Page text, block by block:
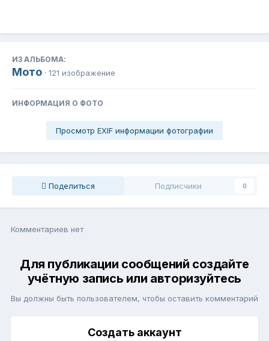
ИЗ АЛЬБОМА:
Мото · 121 изображение
ИНФОРМАЦИЯ О ФОТО
Просмотр EXIF информации фотографии
Поделиться Подписчики 0
Комментариев нет
Для публикации сообщений создайте
учётную запись или авторизуйтесь
Вы должны быть пользователем, чтобы оставить комментарий
Создать аккаунт